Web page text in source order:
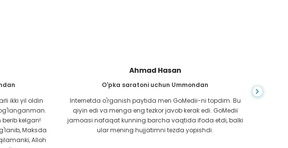
ikki yil oldin
kelgan!
Maksda
Alloh
Ahmad Hasan
O'pka saratoni uchun Ummondan
Internetda o'rganish paytida men GoMedii-ni topdim. Bu
qiyin edi va menga eng tezkor javob kerak edi. GoMedii
jamoasi nafaqat kunning barcha vaqtida ifoda etdi, balki
ular mening hujjatimni tezda yopishdi.